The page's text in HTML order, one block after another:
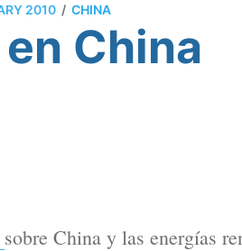
2010 / CHINA
China
sobre China y las energías